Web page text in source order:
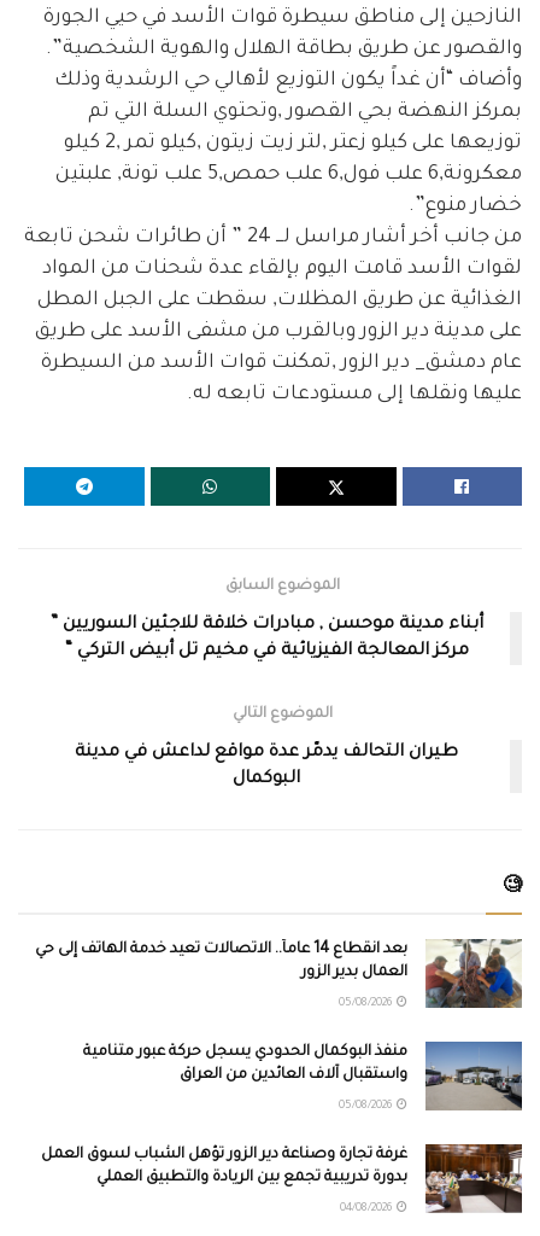
النازحين إلى مناطق سيطرة قوات الأسد في حيي الجورة
والقصور عن طريق بطاقة الهلال والهوية الشخصية”.
وأضاف “أن غداً يكون التوزيع لأهالي حي الرشدية وذلك
بمركز النهضة بحي القصور ,وتحتوي السلة التي تم
توزيعها على كيلو زعتر ,لتر زيت زيتون ,كيلو تمر ,2 كيلو
معكرونة,6 علب فول,6 علب حمص,5 علب تونة, علبتين
خضار منوع”.
من جانب أخر أشار مراسل لـــ 24 ” أن طائرات شحن تابعة
لقوات الأسد قامت اليوم بإلقاء عدة شحنات من المواد
الغذائية عن طريق المظلات, سقطت على الجبل المطل
على مدينة دير الزور وبالقرب من مشفى الأسد على طريق
عام دمشق_ دير الزور ,تمكنت قوات الأسد من السيطرة
عليها ونقلها إلى مستودعات تابعه له.
الموضوع السابق
أبناء مدينة موحسن , مبادرات خلاقة للاجئين السوريين ”
مركز المعالجة الفيزيائية في مخيم تل أبيض التركي “
الموضوع التالي
طيران التحالف يدمّر عدة مواقع لداعش في مدينة
البوكمال
🧐
بعد انقطاع 14 عاماً.. الاتصالات تعيد خدمة الهاتف إلى حي
العمال بدير الزور
منفذ البوكمال الحدودي يسجل حركة عبور متنامية
واستقبال آلاف العائدين من العراق
غرفة تجارة وصناعة دير الزور تؤهل الشباب لسوق العمل
بدورة تدريبية تجمع بين الريادة والتطبيق العملي